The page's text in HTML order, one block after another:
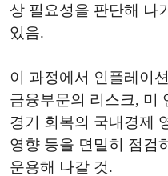
상 필요성을 판단해 나
있음.
이 과정에서 인플레이
금융부문의 리스크, 미
경기 회복의 국내경제
영향 등을 면밀히 점검
운용해 나갈 것.